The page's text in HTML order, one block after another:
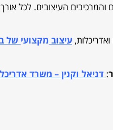
והמרכיבים העיצובים. לכל
עיצוב מקצועי של
: דניאל וקנין – משרד